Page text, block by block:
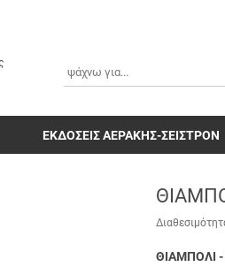
ΕΚΔΟΣΕΙΣ ΑΕΡΑΚΗΣ-ΣΕΙΣΤΡΟΝ
ΘΙΑΜΠΟΛΙ